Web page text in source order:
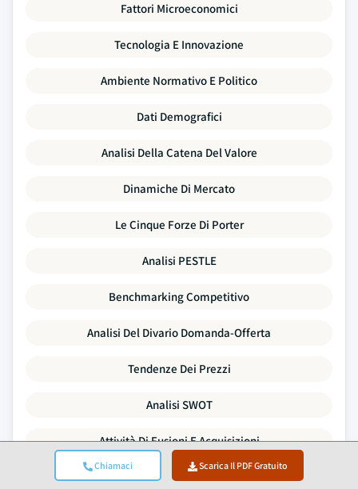
Chiamaci Scarica Il PDF Gratuito
Fattori Microeconomici
Tecnologia E Innovazione
Ambiente Normativo E Politico
Dati Demografici
Analisi Della Catena Del Valore
Dinamiche Di Mercato
Le Cinque Forze Di Porter
Analisi PESTLE
Benchmarking Competitivo
Analisi Del Divario Domanda-Offerta
Tendenze Dei Prezzi
Analisi SWOT
Attività Di Fusioni E Acquisizioni
Panorama Degli Investimenti E Dei Finanziamenti